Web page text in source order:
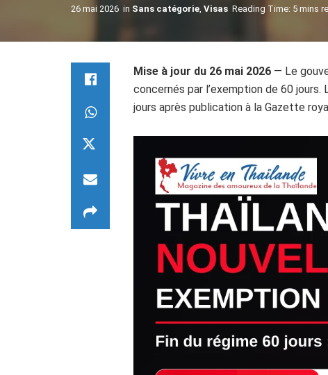
26 mai 2026 in Sans catégorie, Visas Reading Time: 5 mins
Mise à jour du 26 mai 2026 — Le
concernés par l’exemption de 60
jours après publication à la Gazette